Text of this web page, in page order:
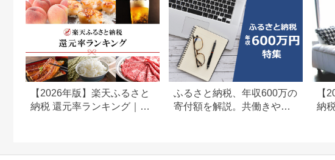
【2026年版】楽天ふるさと
納税 還元率ランキング｜高
ふるさと納税、年収600万の
寄付額を解説。共働きや子
【
納